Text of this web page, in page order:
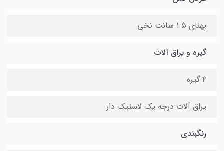
پهنای ۱.۵ سانت نخی
گیره و یراق آلات
۴ گیره
یراق آلات درجه یک لاستیک دار
رنگبندی